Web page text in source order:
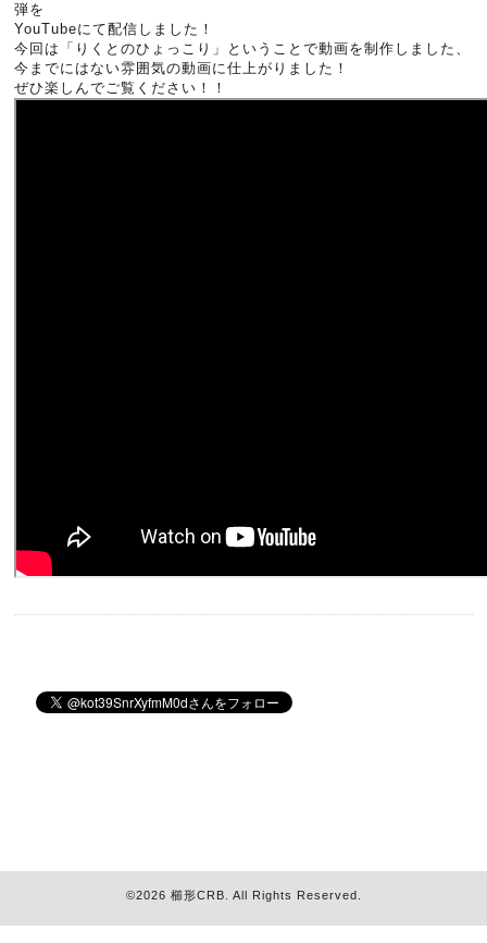
弾を
YouTubeにて配信しました！
今回は「りくとのひょっこり」ということで動画を制作しました、
今までにはない雰囲気の動画に仕上がりました！
ぜひ楽しんでご覧ください！！
©2026 櫛形CRB . All Rights Reserved.